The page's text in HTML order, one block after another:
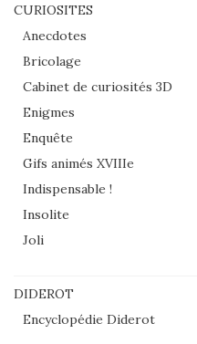
CURIOSITES
Anecdotes
Bricolage
Cabinet de curiosités 3D
Enigmes
Enquête
Gifs animés XVIIIe
Indispensable !
Insolite
Joli
DIDEROT
Encyclopédie Diderot